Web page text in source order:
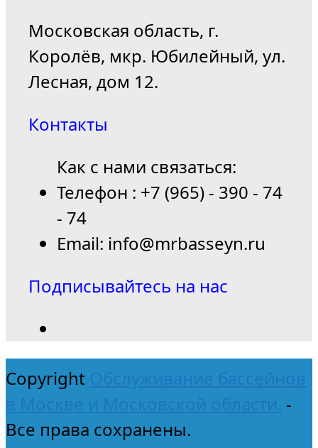
Московская область, г.
Королёв, мкр. Юбилейный, ул.
Лесная, дом 12.
Контакты
Как с нами связаться:
Телефон : +7 (965) - 390 - 74
- 74
Email: info@mrbasseyn.ru
Подписывайтесь на нас
Copyright Обслуживание бассейнов
в Москве и Московской области. -
Все права сохранены.